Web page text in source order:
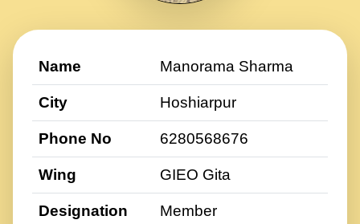
Name Manorama Sharma
City Hoshiarpur
Phone No 6280568676
Wing GIEO Gita
Designation Member